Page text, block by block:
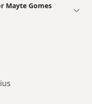
Mayte Gomes